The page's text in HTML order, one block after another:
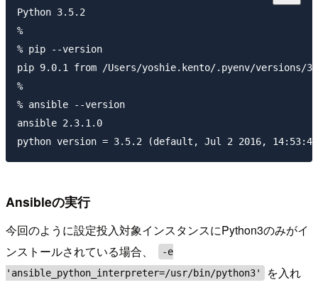
Python 3.5.2
%
% pip --version
pip 9.0.1 from /Users/yoshie.kento/.pyenv/versions/
%
% ansible --version
ansible 2.3.1.0
Ansibleの実行
今回のように設定投入対象インスタンスにPython3のみがイ
ンストールされている場合、
-e
'ansible_python_interpreter=/usr/bin/python3'
を入れ